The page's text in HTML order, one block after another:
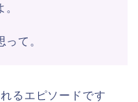
て。
るエピソードです